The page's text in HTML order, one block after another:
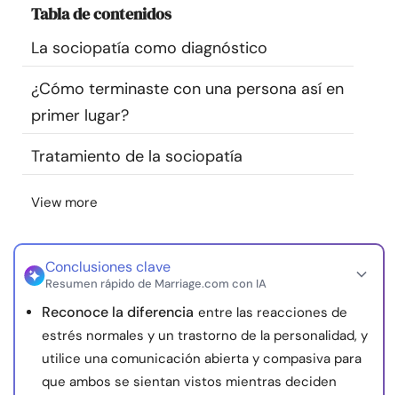
Recursos
Comunidad
Encuentra un terapeuta
Idioma
nosotros
© Copyright 2026. Todos los derechos reservados.
Tabla de contenidos
La sociopatía como diagnóstico
¿Cómo terminaste con una persona así en
primer lugar?
Tratamiento de la sociopatía
View more
Conclusiones clave
Resumen rápido de Marriage.com con IA
Reconoce la diferencia entre las reacciones de
estrés normales y un trastorno de la personalidad, y
utilice una comunicación abierta y compasiva para
que ambos se sientan vistos mientras deciden